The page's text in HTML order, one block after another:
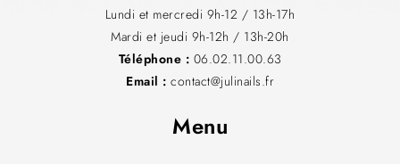
Lundi et mercredi 9h-12 / 13h-17h
Mardi et jeudi 9h-12h / 13h-20h
Téléphone : 06.02.11.00.63
Email : contact@julinails.fr
Menu